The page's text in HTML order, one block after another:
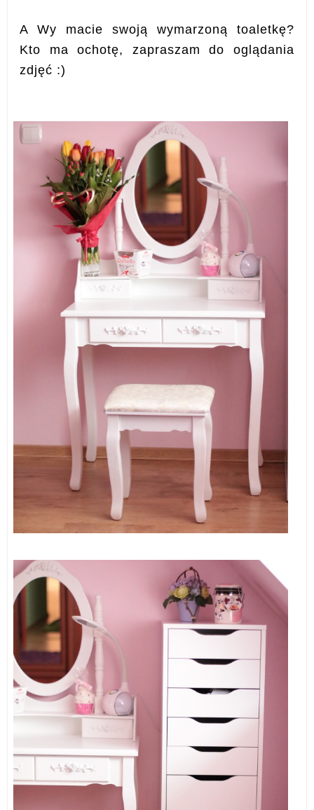
A Wy macie swoją wymarzoną toaletkę?
Kto ma ochotę, zapraszam do oglądania
zdjęć :)